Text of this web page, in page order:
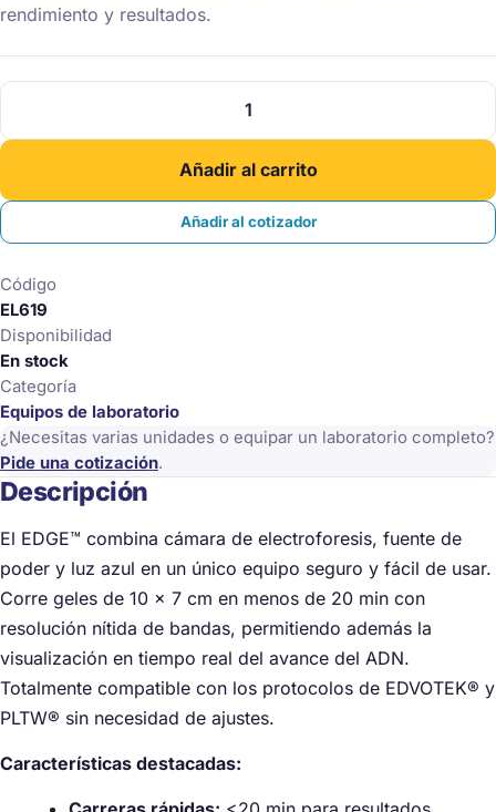
rendimiento y resultados.
Sistema
de
ADN
cantidad
Añadir al carrito
Añadir al cotizador
Código
EL619
Disponibilidad
En stock
Categoría
Equipos de laboratorio
¿Necesitas varias unidades o equipar un laboratorio completo?
Pide una cotización.
Descripción
El EDGE™ combina cámara de electroforesis, fuente de
poder y luz azul en un único equipo seguro y fácil de usar.
Corre geles de 10 × 7 cm en menos de 20 min con
resolución nítida de bandas, permitiendo además la
visualización en tiempo real del avance del ADN.
Totalmente compatible con los protocolos de EDVOTEK® y
PLTW® sin necesidad de ajustes.
Características destacadas: